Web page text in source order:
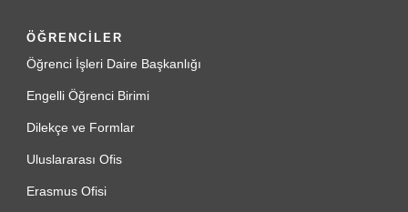
ÖĞRENCİLER
Öğrenci İşleri Daire Başkanlığı
Engelli Öğrenci Birimi
Dilekçe ve Formlar
Uluslararası Ofis
Erasmus Ofisi